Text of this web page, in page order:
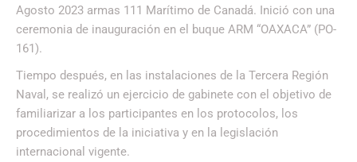
Agosto 2023 armas 111 Marítimo de Canadá. Inició con una
ceremonia de inauguración en el buque ARM “OAXACA” (PO-
161).
Tiempo después, en las instalaciones de la Tercera Región
Naval, se realizó un ejercicio de gabinete con el objetivo de
familiarizar a los participantes en los protocolos, los
procedimientos de la iniciativa y en la legislación
internacional vigente.